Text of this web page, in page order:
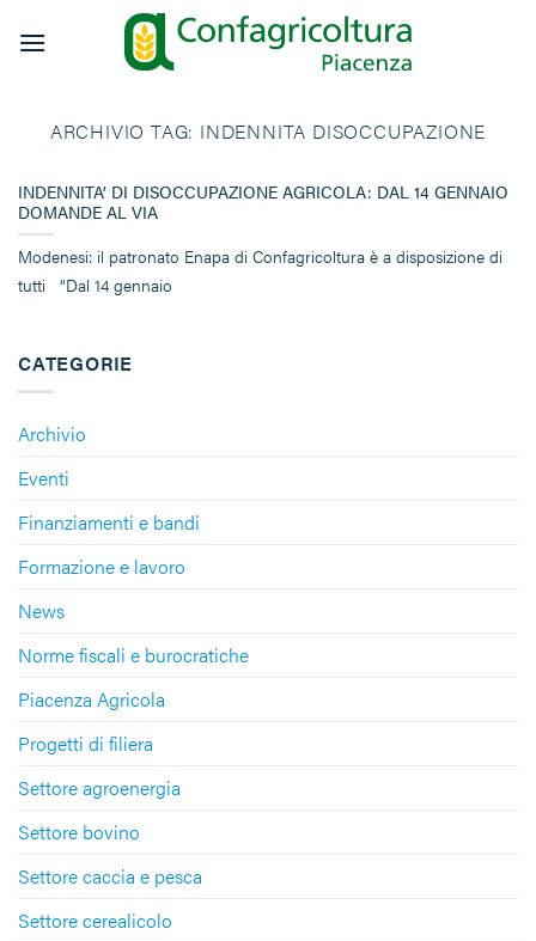
ARCHIVIO TAG: INDENNITA DISOCCUPAZIONE
CATEGORIE
Archivio
Eventi
Finanziamenti e bandi
Formazione e lavoro
News
Norme fiscali e burocratiche
Piacenza Agricola
Progetti di filiera
Settore agroenergia
Settore bovino
Settore caccia e pesca
Settore cerealicolo
INDENNITA’ DI DISOCCUPAZIONE AGRICOLA: DAL 14 GENNAIO
DOMANDE AL VIA
Modenesi: il patronato Enapa di Confagricoltura è a disposizione di
tutti “Dal 14 gennaio